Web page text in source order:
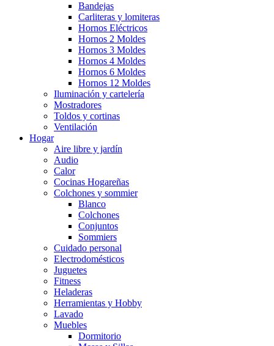
Bandejas
Carliteras y lomiteras
Hornos Eléctricos
Hornos 2 Moldes
Hornos 3 Moldes
Hornos 4 Moldes
Hornos 6 Moldes
Hornos 12 Moldes
Iluminación y cartelería
Mostradores
Toldos y cortinas
Ventilación
Hogar
Aire libre y jardín
Audio
Calor
Cocinas Hogareñas
Colchones y sommier
Blanco
Colchones
Conjuntos
Sommiers
Cuidado personal
Electrodomésticos
Juguetes
Fitness
Heladeras
Herramientas y Hobby
Lavado
Muebles
Dormitorio